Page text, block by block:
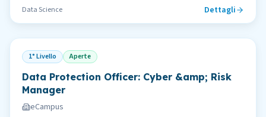
Data Science Dettagli
1° Livello Aperte
Data Protection Officer: Cyber &amp; Risk
Manager
eCampus